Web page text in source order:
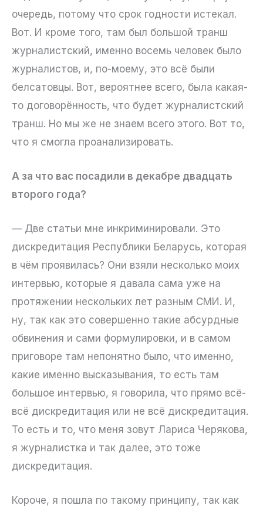
очередь, потому что срок годности истекал.
Вот. И кроме того, там был большой транш
журналистский, именно восемь человек было
журналистов, и, по-моему, это всё были
белсатовцы. Вот, вероятнее всего, была какая-
то договорённость, что будет журналистский
транш. Но мы же не знаем всего этого. Вот то,
что я смогла проанализировать.
А за что вас посадили в декабре двадцать
второго года?
— Две статьи мне инкриминировали. Это
дискредитация Республики Беларусь, которая
в чём проявилась? Они взяли несколько моих
интервью, которые я давала сама уже на
протяжении нескольких лет разным СМИ. И,
ну, так как это совершенно такие абсурдные
обвинения и сами формулировки, и в самом
приговоре там непонятно было, что именно,
какие именно высказывания, то есть там
большое интервью, я говорила, что прямо всё-
всё дискредитация или не всё дискредитация.
То есть и то, что меня зовут Лариса Черякова,
я журналистка и так далее, это тоже
дискредитация.
Короче, я пошла по такому принципу, так как